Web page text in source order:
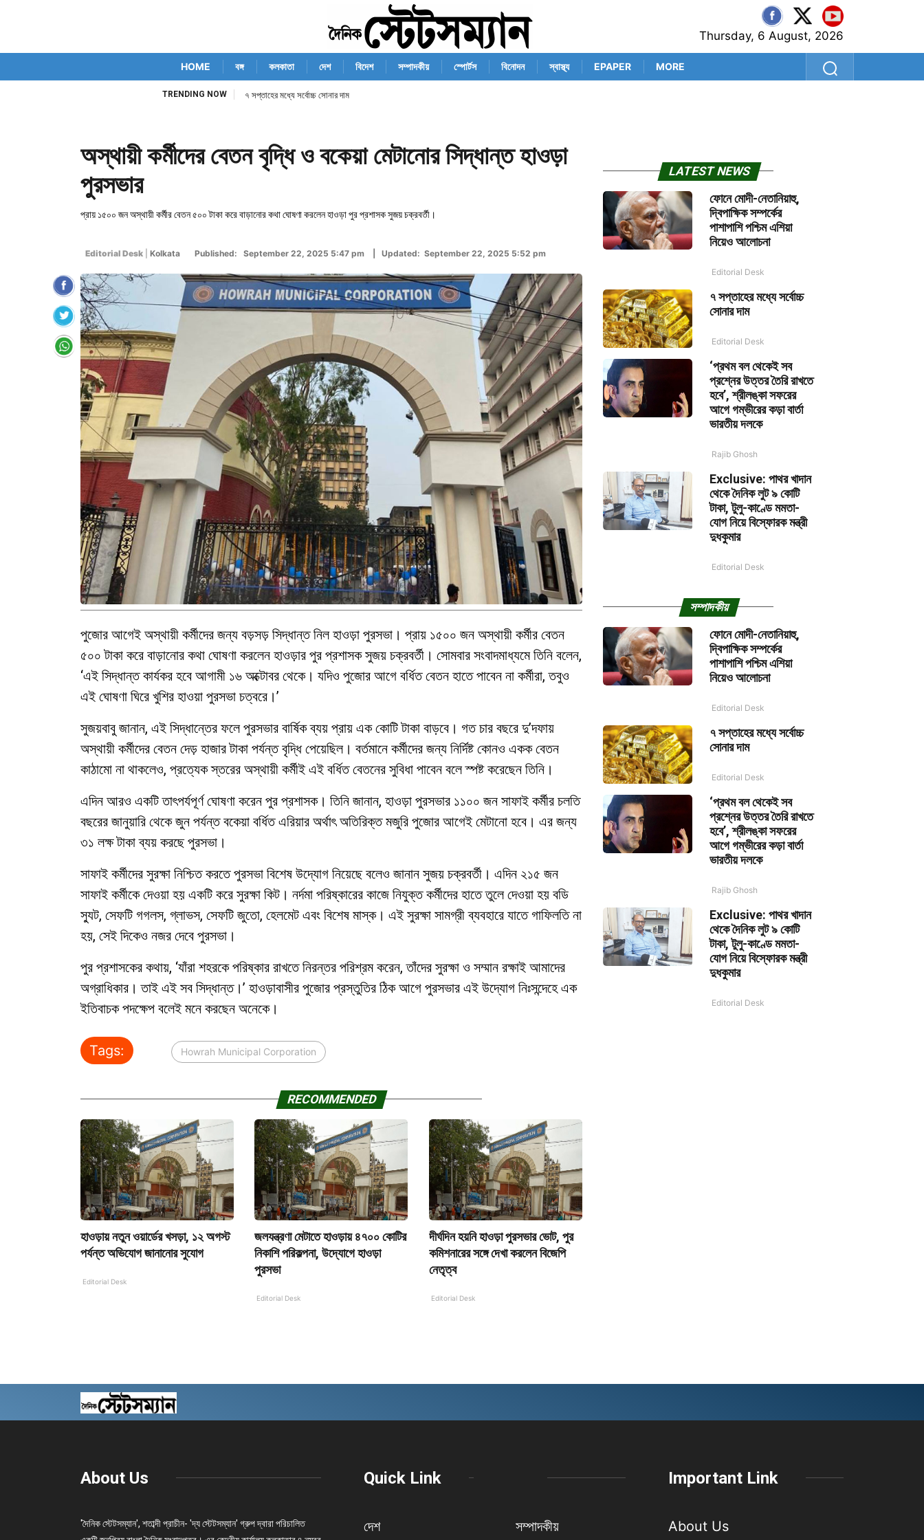
Thursday, 6 August, 2026
HOME বঙ্গ কলকাতা দেশ বিদেশ সম্পাদকীয় স্পোর্টস বিনোদন স্বাস্থ্য EPAPER MORE
TRENDING NOW ৭ সপ্তাহের মধ্যে সর্বোচ্চ সোনার দাম
অস্থায়ী কর্মীদের বেতন বৃদ্ধি ও বকেয়া মেটানোর সিদ্ধান্ত হাওড়া
পুরসভার
প্রায় ১৫০০ জন অস্থায়ী কর্মীর বেতন ৫০০ টাকা করে বাড়ানোর কথা ঘোষণা করলেন হাওড়া পুর প্রশাসক সুজয় চক্রবর্তী।
Editorial Desk Kolkata Published: September 22, 2025 5:47 pm | Updated: September 22, 2025 5:52 pm
পুজোর আগেই অস্থায়ী কর্মীদের জন্য বড়সড় সিদ্ধান্ত নিল হাওড়া পুরসভা। প্রায় ১৫০০ জন অস্থায়ী কর্মীর বেতন
৫০০ টাকা করে বাড়ানোর কথা ঘোষণা করলেন হাওড়ার পুর প্রশাসক সুজয় চক্রবর্তী। সোমবার সংবাদমাধ্যমে তিনি বলেন,
‘এই সিদ্ধান্ত কার্যকর হবে আগামী ১৬ অক্টোবর থেকে। যদিও পুজোর আগে বর্ধিত বেতন হাতে পাবেন না কর্মীরা, তবুও
এই ঘোষণা ঘিরে খুশির হাওয়া পুরসভা চত্বরে।’
সুজয়বাবু জানান, এই সিদ্ধান্তের ফলে পুরসভার বার্ষিক ব্যয় প্রায় এক কোটি টাকা বাড়বে। গত চার বছরে দু’দফায়
অস্থায়ী কর্মীদের বেতন দেড় হাজার টাকা পর্যন্ত বৃদ্ধি পেয়েছিল। বর্তমানে কর্মীদের জন্য নির্দিষ্ট কোনও একক বেতন
কাঠামো না থাকলেও, প্রত্যেক স্তরের অস্থায়ী কর্মীই এই বর্ধিত বেতনের সুবিধা পাবেন বলে স্পষ্ট করেছেন তিনি।
এদিন আরও একটি তাৎপর্যপূর্ণ ঘোষণা করেন পুর প্রশাসক। তিনি জানান, হাওড়া পুরসভার ১১০০ জন সাফাই কর্মীর চলতি
বছরের জানুয়ারি থেকে জুন পর্যন্ত বকেয়া বর্ধিত এরিয়ার অর্থাৎ অতিরিক্ত মজুরি পুজোর আগেই মেটানো হবে। এর জন্য
৩১ লক্ষ টাকা ব্যয় করছে পুরসভা।
সাফাই কর্মীদের সুরক্ষা নিশ্চিত করতে পুরসভা বিশেষ উদ্যোগ নিয়েছে বলেও জানান সুজয় চক্রবর্তী। এদিন ২১৫ জন
সাফাই কর্মীকে দেওয়া হয় একটি করে সুরক্ষা কিট। নর্দমা পরিষ্কারের কাজে নিযুক্ত কর্মীদের হাতে তুলে দেওয়া হয় বডি
স্যুট, সেফটি গগলস, গ্লাভস, সেফটি জুতো, হেলমেট এবং বিশেষ মাস্ক। এই সুরক্ষা সামগ্রী ব্যবহারে যাতে গাফিলতি না
হয়, সেই দিকেও নজর দেবে পুরসভা।
পুর প্রশাসকের কথায়, ‘যাঁরা শহরকে পরিষ্কার রাখতে নিরন্তর পরিশ্রম করেন, তাঁদের সুরক্ষা ও সম্মান রক্ষাই আমাদের
অগ্রাধিকার। তাই এই সব সিদ্ধান্ত।’ হাওড়াবাসীর পুজোর প্রস্তুতির ঠিক আগে পুরসভার এই উদ্যোগ নিঃসন্দেহে এক
ইতিবাচক পদক্ষেপ বলেই মনে করছেন অনেকে।
Tags: Howrah Municipal Corporation
RECOMMENDED
হাওড়ায় নতুন ওয়ার্ডের খসড়া, ১২ অগস্ট
পর্যন্ত অভিযোগ জানানোর সুযোগ
Editorial Desk
জলযন্ত্রণা মেটাতে হাওড়ায় ৪৭০০ কোটির
নিকাশি পরিকল্পনা, উদ্যোগে হাওড়া
পুরসভা
Editorial Desk
দীর্ঘদিন হয়নি হাওড়া পুরসভার ভোট, পুর
কমিশনারের সঙ্গে দেখা করলেন বিজেপি
নেতৃত্ব
Editorial Desk
LATEST NEWS
ফোনে মোদী-নেতানিয়াহু,
দ্বিপাক্ষিক সম্পর্কের
পাশাপাশি পশ্চিম এশিয়া
নিয়েও আলোচনা
Editorial Desk
৭ সপ্তাহের মধ্যে সর্বোচ্চ
সোনার দাম
Editorial Desk
‘প্রথম বল থেকেই সব
প্রশ্নের উত্তর তৈরি রাখতে
হবে’, শ্রীলঙ্কা সফরের
আগে গম্ভীরের কড়া বার্তা
ভারতীয় দলকে
Rajib Ghosh
Exclusive: পাথর খাদান
থেকে দৈনিক লুট ৯ কোটি
টাকা, টুলু-কাণ্ডে মমতা-
যোগ নিয়ে বিস্ফোরক মন্ত্রী
দুধকুমার
Editorial Desk
সম্পাদকীয়
ফোনে মোদী-নেতানিয়াহু,
দ্বিপাক্ষিক সম্পর্কের
পাশাপাশি পশ্চিম এশিয়া
নিয়েও আলোচনা
Editorial Desk
৭ সপ্তাহের মধ্যে সর্বোচ্চ
সোনার দাম
Editorial Desk
‘প্রথম বল থেকেই সব
প্রশ্নের উত্তর তৈরি রাখতে
হবে’, শ্রীলঙ্কা সফরের
আগে গম্ভীরের কড়া বার্তা
ভারতীয় দলকে
Rajib Ghosh
Exclusive: পাথর খাদান
থেকে দৈনিক লুট ৯ কোটি
টাকা, টুলু-কাণ্ডে মমতা-
যোগ নিয়ে বিস্ফোরক মন্ত্রী
দুধকুমার
Editorial Desk
About Us
'দৈনিক স্টেটসম্যান', শতাব্দী প্রাচীন- 'দ্য স্টেটসম্যান' গ্রুপ দ্বারা পরিচালিত
Quick Link
দেশ সম্পাদকীয়
Important Link
About Us